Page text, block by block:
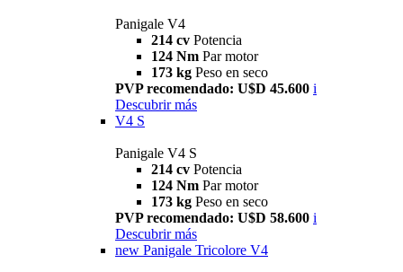
Panigale V4
214 cv Potencia
124 Nm Par motor
173 kg Peso en seco
PVP recomendado: U$D 45.600 i
Descubrir más
V4 S
Panigale V4 S
214 cv Potencia
124 Nm Par motor
173 kg Peso en seco
PVP recomendado: U$D 58.600 i
Descubrir más
new Panigale Tricolore V4